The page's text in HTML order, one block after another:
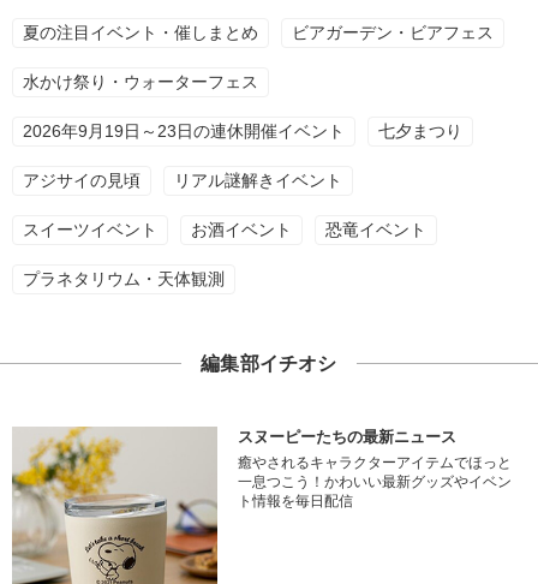
夏の注目イベント・催しまとめ ビアガーデン・ビアフェス
水かけ祭り・ウォーターフェス
2026年9月19日～23日の連休開催イベント 七夕まつり
アジサイの見頃 リアル謎解きイベント
スイーツイベント お酒イベント 恐竜イベント
プラネタリウム・天体観測
編集部イチオシ
スヌーピーたちの最新ニュース
癒やされるキャラクターアイテムでほっと
一息つこう！かわいい最新グッズやイベン
ト情報を毎日配信